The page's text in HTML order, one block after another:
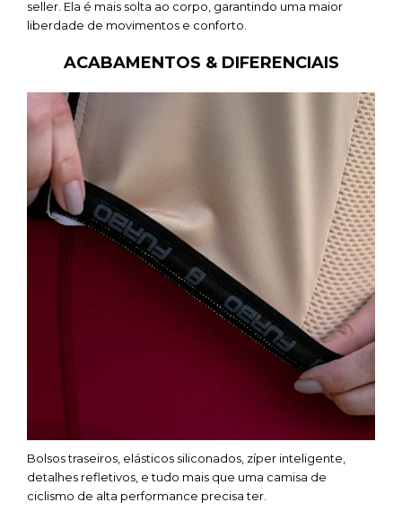
seller. Ela é mais solta ao corpo, garantindo uma maior
liberdade de movimentos e conforto.
ACABAMENTOS & DIFERENCIAIS
Bolsos traseiros, elásticos siliconados, zíper inteligente,
detalhes refletivos, e tudo mais que uma camisa de
ciclismo de alta performance precisa ter.